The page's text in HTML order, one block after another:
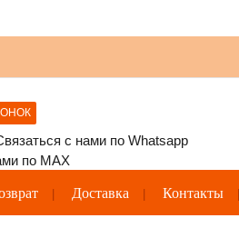
Доставка Контакты